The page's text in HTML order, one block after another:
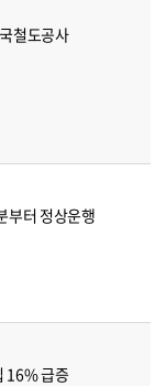
철도공사
부터 정상운행
16% 급증